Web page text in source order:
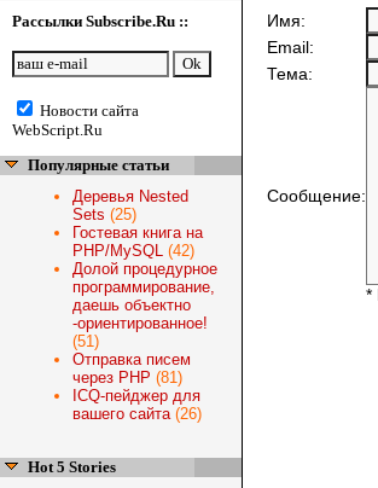
Рассылки Subscribe.Ru ::
Новости сайта
WebScript.Ru
Популярные статьи
Деревья Nested
Sets (25)
Гостевая книга на
PHP/MySQL (42)
Долой процедурное
программирование,
даешь объектно
-ориентированное!
(51)
Отправка писем
через PHP (81)
ICQ-пейджер для
вашего сайта(26)
Hot 5 Stories
Имя:
Email:
Тема:
Сообщение:
*